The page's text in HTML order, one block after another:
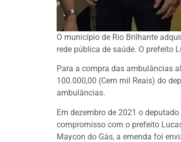
O município de Rio Brilhante
rede pública de saúde. O prefeito
Para a compra das ambulâncias
100.000,00 (Cem mil Reais) do
ambulâncias.
Em dezembro de 2021 o
compromisso com o prefeito
Maycon do Gás, a emenda foi